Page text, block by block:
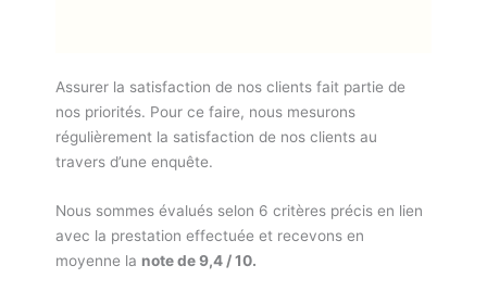
Assurer la satisfaction de nos clients fait partie de
nos priorités. Pour ce faire, nous mesurons
régulièrement la satisfaction de nos clients au
travers d’une enquête.
Nous sommes évalués selon 6 critères précis en lien
avec la prestation effectuée et recevons en
moyenne la note de 9,4 / 10.